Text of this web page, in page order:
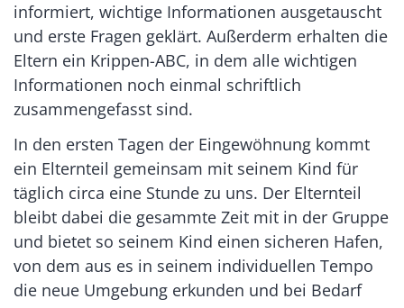
informiert, wichtige Informationen ausgetauscht
und erste Fragen geklärt. Außerderm erhalten die
Eltern ein Krippen-ABC, in dem alle wichtigen
Informationen noch einmal schriftlich
zusammengefasst sind.
In den ersten Tagen der Eingewöhnung kommt
ein Elternteil gemeinsam mit seinem Kind für
täglich circa eine Stunde zu uns. Der Elternteil
bleibt dabei die gesammte Zeit mit in der Gruppe
und bietet so seinem Kind einen sicheren Hafen,
von dem aus es in seinem individuellen Tempo
die neue Umgebung erkunden und bei Bedarf